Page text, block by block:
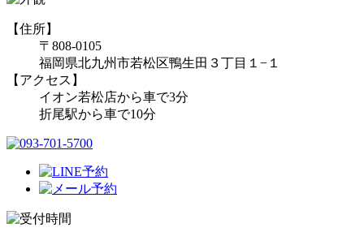
【住所】
〒808-0105
福岡県北九州市若松区鴨生田３丁目１−１
【アクセス】
イオン若松店から車で3分
折尾駅から車で10分